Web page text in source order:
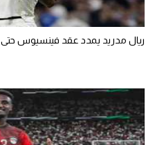
ريال مدريد يمدد عقد فينسيوس حتى 2032